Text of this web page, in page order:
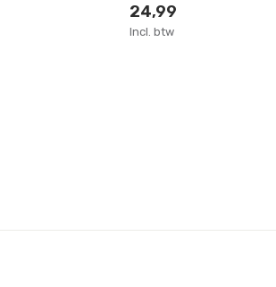
24,99
Incl. btw